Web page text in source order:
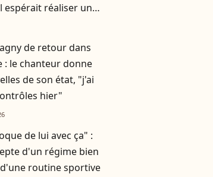
espérait réaliser un
avec elle
de retour dans
: le chanteur donne
de son état, "j'ai
hier"
de lui avec ça" :
d'un régime bien
routine sportive